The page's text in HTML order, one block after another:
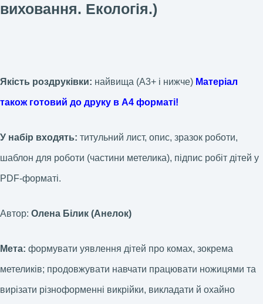
виховання. Екологія.)
Якість роздруківки: найвища (А3+ і нижче) Матеріал
також готовий до друку в А4 форматі!
У набір входять: титульний лист, опис, зразок роботи,
шаблон для роботи (частини метелика), підпис робіт дітей у
PDF-форматі.
Автор: Олена Білик (Анелок)
Мета: формувати уявлення дітей про комах, зокрема
метеликів; продовжувати навчати працювати ножицями та
вирізати різноформенні викрійки, викладати й охайно